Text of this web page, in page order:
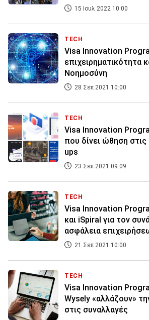
15 Ιουλ 2022 10:00
TECH
Visa Innovation
επιχειρηματικότητα
Νοημοσύνη
28 Σεπ 2021 10:00
TECH
Visa Innovation
που δίνει ώθηση
ups
23 Σεπ 2021 09:09
TECH
Visa Innovation
και iSpiral για τον
ασφάλεια
21 Σεπ 2021 10:00
TECH
Visa Innovation
Wysely «αλλάζουν»
στις συναλλαγές